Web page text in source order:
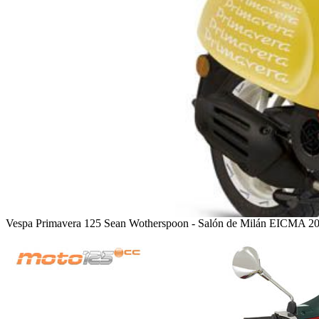
Vespa Primavera 125 Sean Wotherspoon - Salón de Milán EICMA